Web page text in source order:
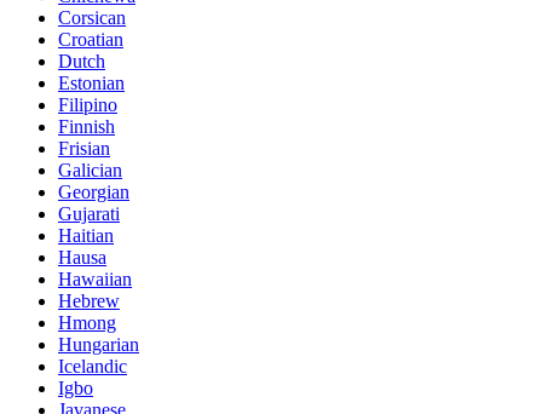
Corsican
Croatian
Dutch
Estonian
Filipino
Finnish
Frisian
Galician
Georgian
Gujarati
Haitian
Hausa
Hawaiian
Hebrew
Hmong
Hungarian
Icelandic
Igbo
Javanese